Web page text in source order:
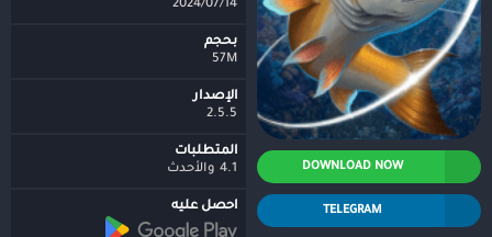
DOWNLOAD NOW
TELEGRAM
2024/07/14
بحجم
57M
الإصدار
2.5.5
المتطلبات
4.1 والأحدث
احصل عليه